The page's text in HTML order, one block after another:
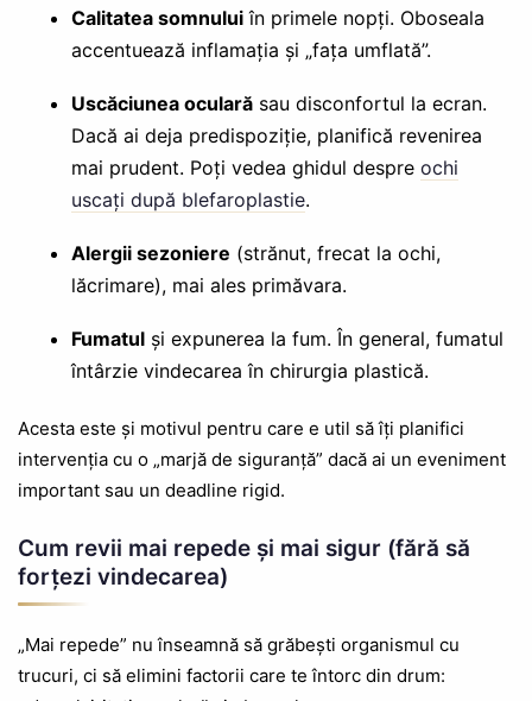
Calitatea somnuluiîn primele nopți. Oboseala
accentuează inflamația și „fața umflată”.
Uscăciunea ocularăsau disconfortul la ecran.
Dacă ai deja predispoziție, planifică revenirea
mai prudent. Poți vedea ghidul despre ochi
uscați după blefaroplastie.
Alergii sezoniere (strănut, frecat la ochi,
lăcrimare), mai ales primăvara.
Fumatulși expunerea la fum. În general, fumatul
întârzie vindecarea în chirurgia plastică.
Acesta este și motivul pentru care e util să îți planifici
intervenția cu o „marjă de siguranță” dacă ai un eveniment
important sau un deadline rigid.
Cum revii mai repede și mai sigur (fără să
forțezi vindecarea)
„Mai repede” nu înseamnă să grăbești organismul cu
trucuri, ci să elimini factorii care te întorc din drum: